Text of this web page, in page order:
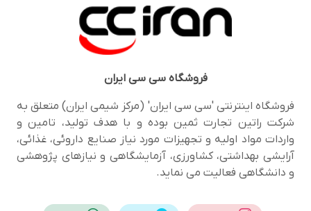
فروشگاهسی سی ایران
فروشگاه اینترنتی 'سی سی ایران' (مرکز شیمی ایران) متعلق به
شرکت راتین تجارت ثمین بوده و با هدف تولید، تامین و
واردات مواد اولیه و تجهیزات مورد نیاز صنایع داروئی، غذائی،
آرایشی بهداشتی، کشاورزی، آزمایشگاهی و نیازهای پژوهشی
و دانشگاهی فعالیت می نماید.